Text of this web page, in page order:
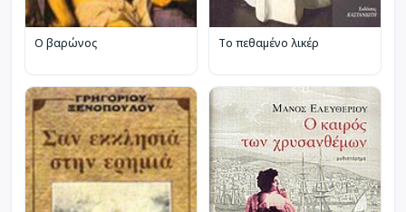
Ο βαρώνος Το πεθαμένο λικέρ